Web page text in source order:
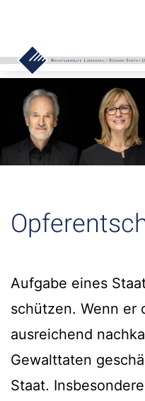
Aufgabe eines
schützen. Wenn er
ausreichend
Gewalttaten
Staat. Insbesondere